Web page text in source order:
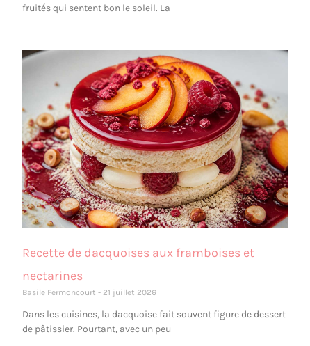
fruités qui sentent bon le soleil. La
Recette de dacquoises aux framboises et
nectarines
Basile Fermoncourt 21 juillet 2026
Dans les cuisines, la dacquoise fait souvent figure de dessert
de pâtissier. Pourtant, avec un peu